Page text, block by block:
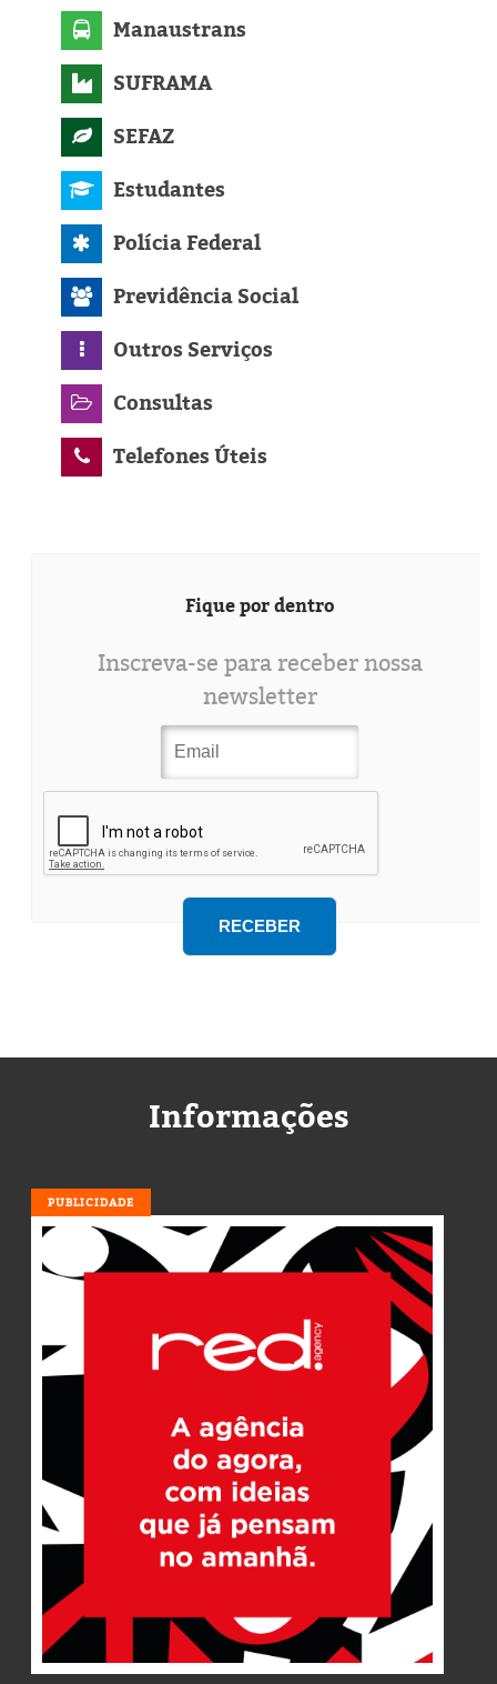
Manaustrans
SUFRAMA
SEFAZ
Estudantes
Polícia Federal
Previdência Social
Outros Serviços
Consultas
Telefones Úteis
Fique por dentro
Inscreva-se para receber nossa
newsletter
Informações
PUBLICIDADE